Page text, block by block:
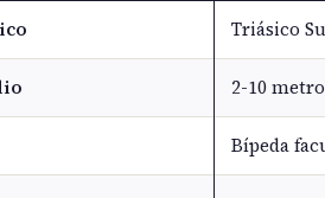
Triásico
2-10
Bípeda